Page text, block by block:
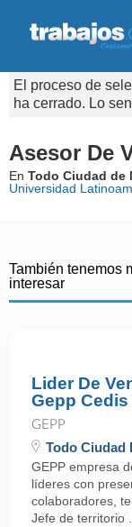
El proceso de
ha cerrado. Lo
Asesor De
En Todo Ciudad de
Universidad
También tenemos
interesar
Lider De
Gepp
GEPP
Todo Ciudad
GEPP empresa
líderes con
colaboradores,
Jefe de territorio ...